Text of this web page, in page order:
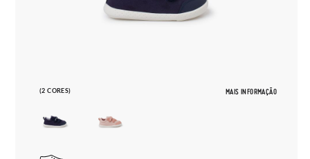
(2 CORES) MAIS INFORMAÇÃO